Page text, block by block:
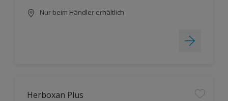
Nur beim Händler erhältlich
Herboxan Plus